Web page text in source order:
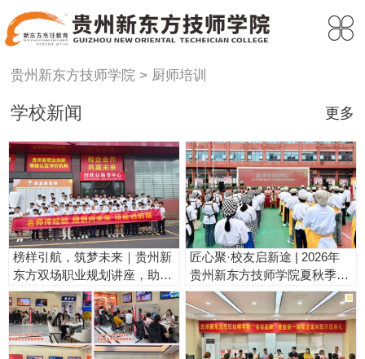
贵州新东方技师学院 厨师培训
学校新闻 更多
榜样引航，筑梦未来｜贵州新
东方双场职业规划讲座，助力
新生笃定前路！
匠心聚·校友启新途 | 2026年
贵州新东方技师学院夏秋季校
企人才预定暨杰出校友报告会
圆满举行